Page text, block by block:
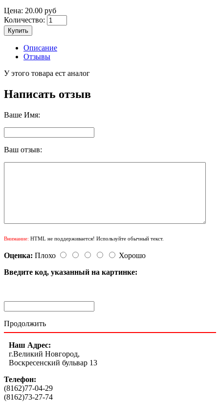
Цена: 20.00 руб
Количество:
Купить
Описание
Отзывы
У этого товара ест аналог
Написать отзыв
Ваше Имя:
Ваш отзыв:
Внимание: HTML не поддерживается! Используйте обычный текст.
Оценка: Плохо
Хорошо
Введите код, указанный на картинке:
Продолжить
Наш Адрес:
г.Великий Новгород,
Воскресенский бульвар 13
Телефон:
(8162)77-04-29
(8162)73-27-74